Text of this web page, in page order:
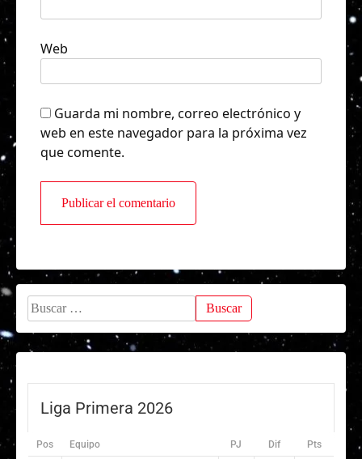
Web
Guarda mi nombre, correo electrónico y
web en este navegador para la próxima vez
que comente.
Buscar:
Liga Primera 2026
Pos Equipo PJ Dif Pts